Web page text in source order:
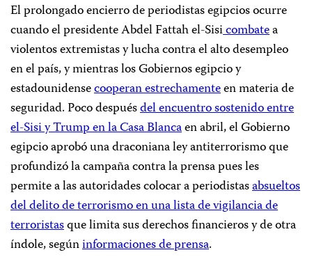
El prolongado encierro de periodistas egipcios ocurre
cuando el presidente Abdel Fattah el-Sisicombatea
violentos extremistas y lucha contra el alto desempleo
en el país, y mientras los Gobiernos egipcio y
estadounidensecooperan estrechamenteen materia de
seguridad. Poco despuésdel encuentro sostenido entre
el-Sisi y Trump en la Casa Blancaen abril, el Gobierno
egipcio aprobó una draconiana ley antiterrorismo que
profundizó la campaña contra la prensa pues les
permite a las autoridades colocar a periodistasabsueltos
del delito de terrorismo en una lista de vigilancia de
terroristasque limita sus derechos financieros y de otra
índole, segúninformaciones de prensa.